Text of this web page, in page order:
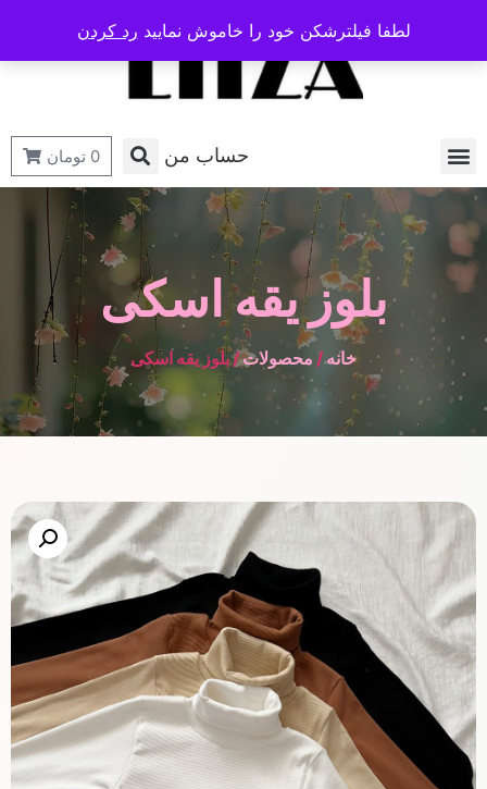
حساب من 0 تومان
بلوز یقه اسکی
خانه/ محصولات/ بلوز یقه اسکی
لطفا فیلترشکن خود را خاموش نمایید رد کردن